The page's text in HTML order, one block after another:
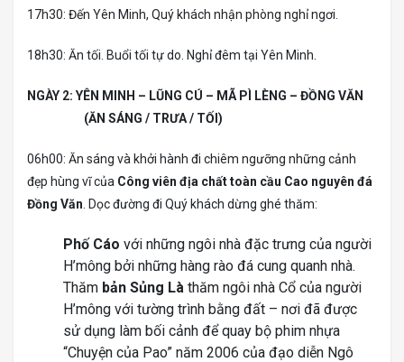
17h30: Đến Yên Minh, Quý khách nhận phòng nghỉ ngơi.
18h30: Ăn tối. Buổi tối tự do. Nghỉ đêm tại Yên Minh.
NGÀY 2: YÊN MINH – LŨNG CÚ – MÃ PÌ LÈNG – ĐỒNG VĂN
(ĂN SÁNG / TRƯA / TỐI)
06h00: Ăn sáng và khởi hành đi chiêm ngưỡng những cảnh
đẹp hùng vĩ của Công viên địa chấttoàn cầu Cao nguyên đá
Đồng Văn . Dọc đường đi Quý khách dừng ghé thăm:
Phố Cáo với những ngôi nhà đặc trưng của người
H’mông bởi những hàng rào đá cung quanh nhà.
Thăm bản Sủng Là thăm ngôi nhà Cổ của người
H’mông với tường trình bằng đất – nơi đã được
sử dụng làm bối cảnh để quay bộ phim nhựa
“Chuyện của Pao” năm 2006 của đạo diễn Ngô